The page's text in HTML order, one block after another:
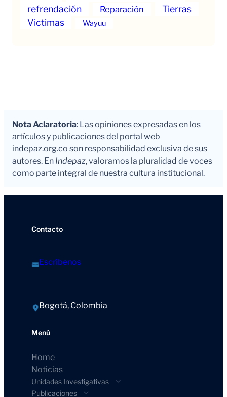
refrendación Reparación
Tierras
Victimas
Wayuu
Nota Aclaratoria: Las opiniones expresadas en los
artículos y publicaciones del portal web
indepaz.org.co son responsabilidad exclusiva de sus
autores. En Indepaz, valoramos la pluralidad de voces
como parte integral de nuestra cultura institucional.
Contacto
Escríbenos
Bogotá, Colombia
Menú
Home
Noticias
Unidades Investigativas
Publicaciones